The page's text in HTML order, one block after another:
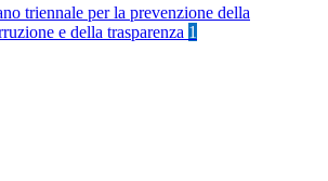
triennale per la prevenzione della
e della trasparenza 1